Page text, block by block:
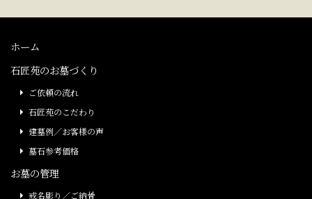
ホーム
石匠苑のお墓づくり
ご依頼の流れ
石匠苑のこだわり
建墓例／お客様の声
墓石参考価格
お墓の管理
戒名彫り／ご納骨